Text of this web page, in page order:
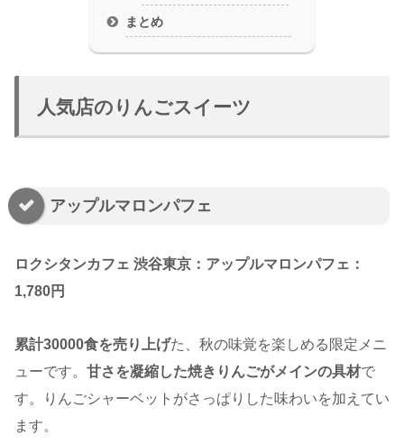
まとめ
人気店のりんごスイーツ
アップルマロンパフェ
ロクシタンカフェ 渋谷東京：アップルマロンパフェ：
1,780円
累計30000食を売り上げた、秋の味覚を楽しめる限定メニ
ューです。 甘さを凝縮した焼きりんごがメインの具材で
す。りんごシャーベットがさっぱりした味わいを加えてい
ます。